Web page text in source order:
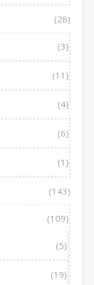
(28)
(3)
(11)
(4)
(6)
(1)
(143)
(109)
(5)
(19)